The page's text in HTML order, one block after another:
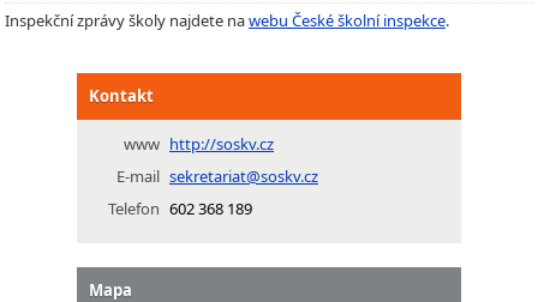
Inspekční zprávy školy najdete nawebu České školní inspekce.
Kontakt
www http://soskv.cz
E-mail sekretariat@soskv.cz
Telefon 602 368 189
Mapa